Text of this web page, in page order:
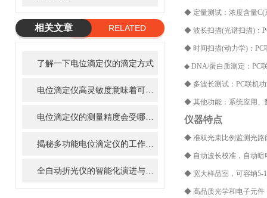
相关文章
RELATED
了解一下电位滴定仪的滴定方式
◆ 定量测试：浓度含量C(
◆ 波长扫描(光谱扫描)：
◆ 时间扫描(动力学)：PC
◆ DNA/蛋白质测定：PC
◆ 多波长测试：PC联机
◆ 其他功能：系统应用、
仪器特点
◆ 准双光束比例监测光路
◆ 自动波长校准，自动暗
◆ 宽大样品室，可容纳5-
◆ 高品质光学和电子元件